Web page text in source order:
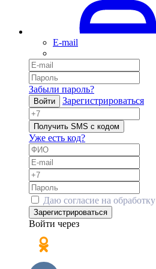
E-mail
Забыли пароль?
Войти Зарегистрироваться
Получить SMS с кодом
Уже есть код?
Даю согласие на обработку
Зарегистрироваться
Войти через